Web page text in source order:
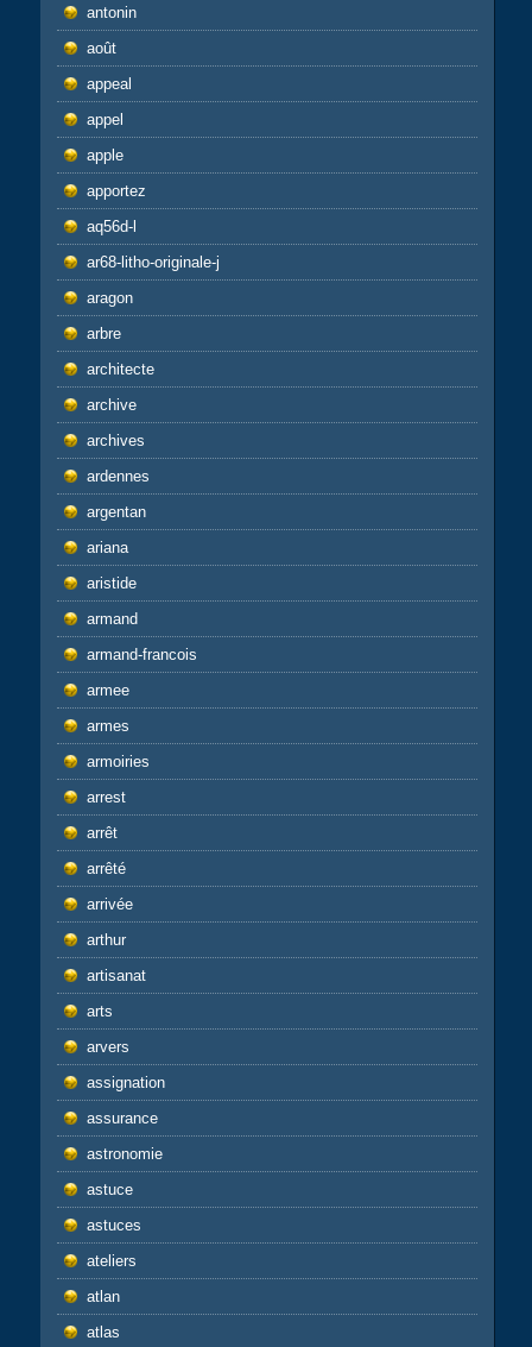
antonin
août
appeal
appel
apple
apportez
aq56d-l
ar68-litho-originale-j
aragon
arbre
architecte
archive
archives
ardennes
argentan
ariana
aristide
armand
armand-francois
armee
armes
armoiries
arrest
arrêt
arrêté
arrivée
arthur
artisanat
arts
arvers
assignation
assurance
astronomie
astuce
astuces
ateliers
atlan
atlas